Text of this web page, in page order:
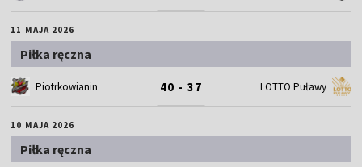
11 MAJA 2026
Piłka ręczna
Piotrkowianin 40 - 37 LOTTO Puławy
10 MAJA 2026
Piłka ręczna